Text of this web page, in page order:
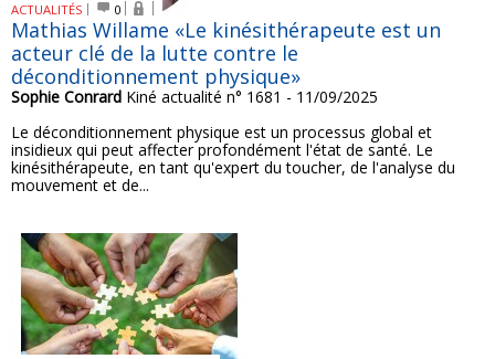
ACTUALITÉS 0
Mathias Willame «Le kinésithérapeute est un
acteur clé de la lutte contre le
déconditionnement physique»
Sophie Conrard Kiné actualité n° 1681 - 11/09/2025
Le déconditionnement physique est un processus global et
insidieux qui peut affecter profondément l'état de santé. Le
kinésithérapeute, en tant qu'expert du toucher, de l'analyse du
mouvement et de...